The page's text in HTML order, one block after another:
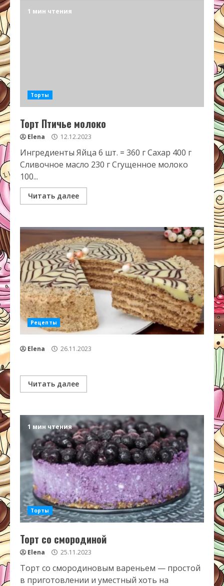
1 мин чтения
Торты
Торт Птичье молоко
Elena 12.12.2023
Ингредиенты Яйца 6 шт. = 360 г Сахар 400 г
Сливочное масло 230 г Сгущенное молоко
100...
Читать далее
Рецепты
Elena 26.11.2023
Читать далее
1 мин чтения
Торты
Торт со смородиной
Elena 25.11.2023
Торт со смородиновым вареньем — простой
в приготовлении и уместный хоть на